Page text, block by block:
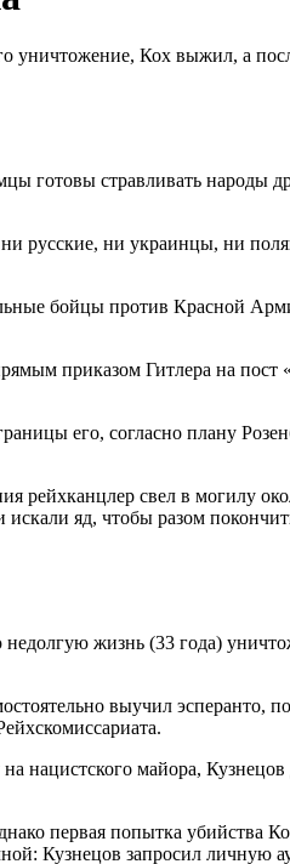
уничтожение, Кох выжил, а
готовы стравливать народы
русские, ни украинцы, ни
бойцы против Красной
приказом Гитлера на пост
его, согласно плану
рейхканцлер свел в могилу
яд, чтобы разом
недолгую жизнь (33 года)
выучил эсперанто,
нацистского майора,
первая попытка убийства
Кузнецов запросил личную